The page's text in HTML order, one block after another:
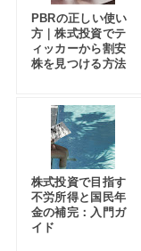
PBRの正しい使い
方｜株式投資でテ
ィッカーから割安
株を見つける方法
株式投資で目指す
不労所得と国民年
金の補完：入門ガ
イド